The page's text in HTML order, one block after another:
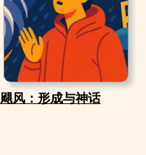
飓风：形成与神话